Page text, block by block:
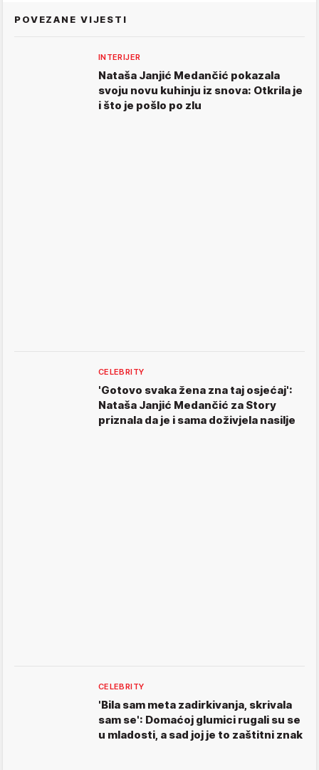
POVEZANE VIJESTI
INTERIJER
Nataša Janjić Medančić pokazala
svoju novu kuhinju iz snova: Otkrila je
i što je pošlo po zlu
CELEBRITY
'Gotovo svaka žena zna taj osjećaj':
Nataša Janjić Medančić za Story
priznala da je i sama doživjela nasilje
CELEBRITY
'Bila sam meta zadirkivanja, skrivala
sam se': Domaćoj glumici rugali su se
u mladosti, a sad joj je to zaštitni znak